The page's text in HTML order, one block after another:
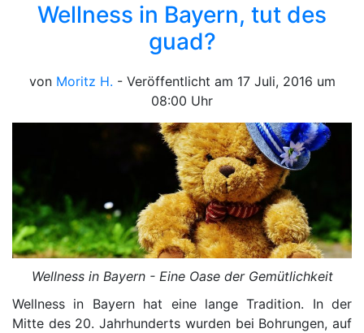
Wellness in Bayern, tut des
guad?
von Moritz H. - Veröffentlicht am 17 Juli, 2016 um
08:00 Uhr
Wellness in Bayern - Eine Oase der Gemütlichkeit
Wellness in Bayern hat eine lange Tradition. In der
Mitte des 20. Jahrhunderts wurden bei Bohrungen, auf